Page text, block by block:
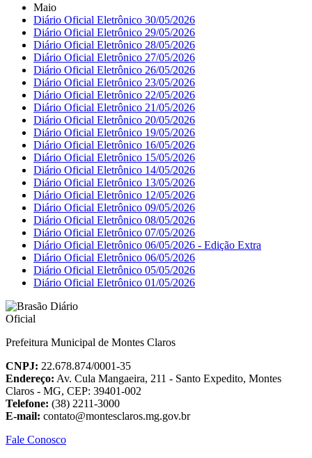
Maio
Diário Oficial Eletrônico 30/05/2026
Diário Oficial Eletrônico 29/05/2026
Diário Oficial Eletrônico 28/05/2026
Diário Oficial Eletrônico 27/05/2026
Diário Oficial Eletrônico 26/05/2026
Diário Oficial Eletrônico 23/05/2026
Diário Oficial Eletrônico 22/05/2026
Diário Oficial Eletrônico 21/05/2026
Diário Oficial Eletrônico 20/05/2026
Diário Oficial Eletrônico 19/05/2026
Diário Oficial Eletrônico 16/05/2026
Diário Oficial Eletrônico 15/05/2026
Diário Oficial Eletrônico 14/05/2026
Diário Oficial Eletrônico 13/05/2026
Diário Oficial Eletrônico 12/05/2026
Diário Oficial Eletrônico 09/05/2026
Diário Oficial Eletrônico 08/05/2026
Diário Oficial Eletrônico 07/05/2026
Diário Oficial Eletrônico 06/05/2026 - Edição Extra
Diário Oficial Eletrônico 06/05/2026
Diário Oficial Eletrônico 05/05/2026
Diário Oficial Eletrônico 01/05/2026
Prefeitura Municipal de Montes Claros
CNPJ: 22.678.874/0001-35
Endereço: Av. Cula Mangaeira, 211 - Santo Expedito, Montes
Claros - MG, CEP: 39401-002
Telefone: (38) 2211-3000
E-mail: contato@montesclaros.mg.gov.br
Fale Conosco